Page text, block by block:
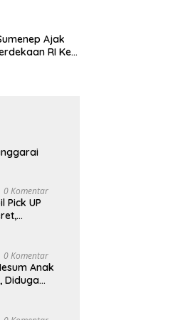
Ajak
RI Ke-
0 Komentar
Pick UP
0 Komentar
Anak
Diduga